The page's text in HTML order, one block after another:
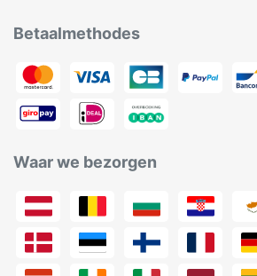
Betaalmethodes
Waar we bezorgen